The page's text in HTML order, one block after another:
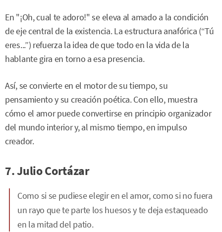
En "¡Oh, cual te adoro!" se eleva al amado a la condición
de eje central de la existencia. La estructura anafórica (“Tú
eres...”) refuerza la idea de que todo en la vida de la
hablante gira en torno a esa presencia.
Así, se convierte en el motor de su tiempo, su
pensamiento y su creación poética. Con ello, muestra
cómo el amor puede convertirse en principio organizador
del mundo interior y, al mismo tiempo, en impulso
creador.
7. Julio Cortázar
Como si se pudiese elegir en el amor, como si no fuera
un rayo que te parte los huesos y te deja estaqueado
en la mitad del patio.